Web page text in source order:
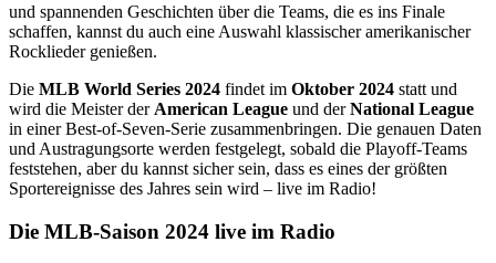
und spannenden Geschichten über die Teams, die es ins Finale
schaffen, kannst du auch eine Auswahl klassischer amerikanischer
Rocklieder genießen.
Die MLB World Series 2024 findet im Oktober 2024 statt und
wird die Meister der American League und derNational League
in einer Best-of-Seven-Serie zusammenbringen. Die genauen Daten
und Austragungsorte werden festgelegt, sobald die Playoff-Teams
feststehen, aber du kannst sicher sein, dass es eines der größten
Sportereignisse des Jahres sein wird – live im Radio!
Die MLB-Saison 2024 live im Radio